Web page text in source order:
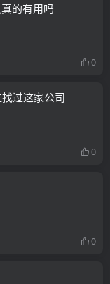
的有用吗
0
过这家公司
0
0